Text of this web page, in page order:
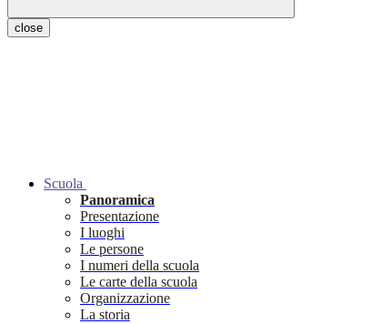
close
Scuola
Panoramica
Presentazione
I luoghi
Le persone
I numeri della scuola
Le carte della scuola
Organizzazione
La storia